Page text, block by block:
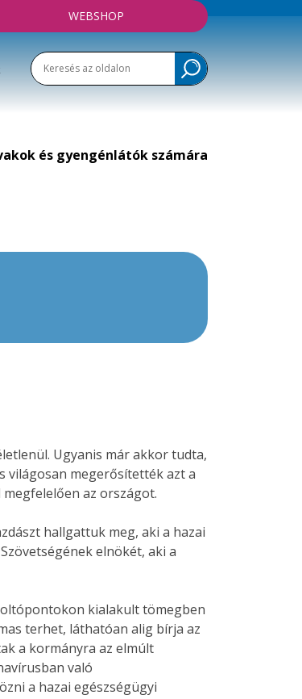
WEBSHOP
és gyengénlátók számára
Ugyanis már akkor tudta,
világosan megerősítették azt a
az országot.
hallgattuk meg, aki a hazai
elnökét, aki a
kialakult tömegben
terhet, láthatóan alig bírja az
a kormányra az elmúlt
való
a hazai egészségügyi